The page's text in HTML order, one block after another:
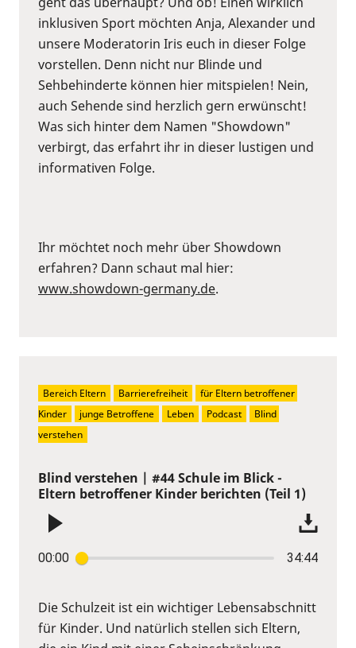
inklusiven Sport möchten Anja, Alexander und
unsere Moderatorin Iris euch in dieser Folge
vorstellen. Denn nicht nur Blinde und
Sehbehinderte können hier mitspielen! Nein,
auch Sehende sind herzlich gern erwünscht!
Was sich hinter dem Namen "Showdown"
verbirgt, das erfahrt ihr in dieser lustigen und
informativen Folge.
Ihr möchtet noch mehr über Showdown
erfahren? Dann schaut mal hier:
www.showdown-germany.de.
Blind verstehen | #44 Schule im Blick -
Eltern betroffener Kinder berichten (Teil 1)
00:00 34:44
Die Schulzeit ist ein wichtiger Lebensabschnitt
für Kinder. Und natürlich stellen sich Eltern,
Bereich Eltern Barrierefreiheit
für Eltern betroffener
Kinder
junge Betroffene Leben Podcast
Blind
verstehen